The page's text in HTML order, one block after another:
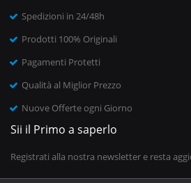
Spedizioni in 24/48h
Prodotti 100% Originali
Pagamenti Protetti
Qualità al Miglior Prezzo
Nuove Offerte ogni Giorno
Sii il Primo a saperlo
Registrati alla nostra newsletter e resta